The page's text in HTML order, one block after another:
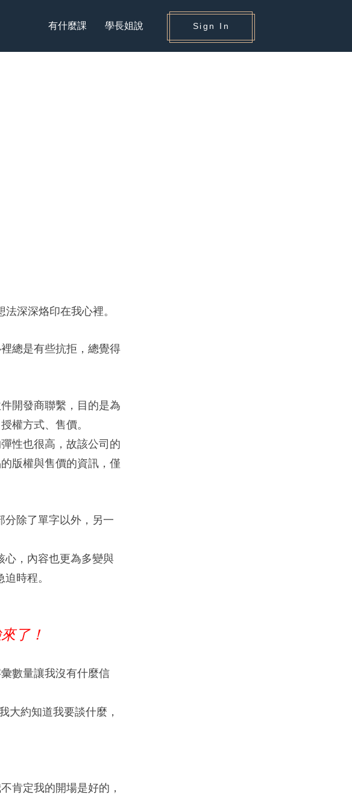
有什麼課 學長姐說 Sign In
深深烙印在我心裡。
總是有些抗拒，總覺得
開發商聯繫，目的是為
權方式、售價。
性也很高，故該公司的
版權與售價的資訊，僅
分除了單字以外，另一
心，內容也更為多變與
時程。
了！
數量讓我沒有什麼信
大約知道我要談什麼，
肯定我的開場是好的，